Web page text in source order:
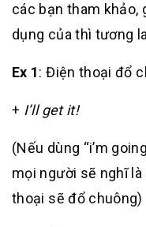
các bạn tham khảo,
dụng của thì tương
Ex 1: Điện thoại đổ
+ I’ll get it!
(Nếu dùng “i’m
mọi người sẽ nghĩ
thoại sẽ đổ chuông)